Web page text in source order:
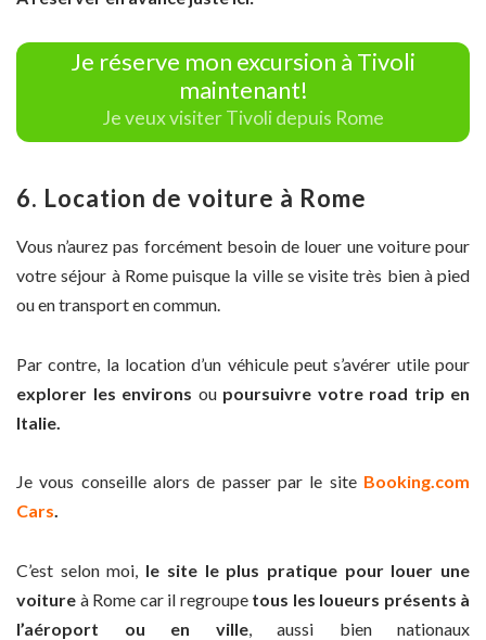
Je réserve mon excursion à Tivoli
maintenant!
Je veux visiter Tivoli depuis Rome
6. Location de voiture à Rome
Vous n’aurez pas forcément besoin de louer une voiture pour
votre séjour à Rome puisque la ville se visite très bien à pied
ou en transport en commun.
Par contre, la location d’un véhicule peut s’avérer utile pour
explorer les environs ou poursuivre votre road trip en
Italie.
Je vous conseille alors de passer par le site Booking.com
Cars.
C’est selon moi, le site le plus pratique pour louer une
voiture à Rome car il regroupe tous les loueurs présents à
l’aéroport ou en ville, aussi bien nationaux